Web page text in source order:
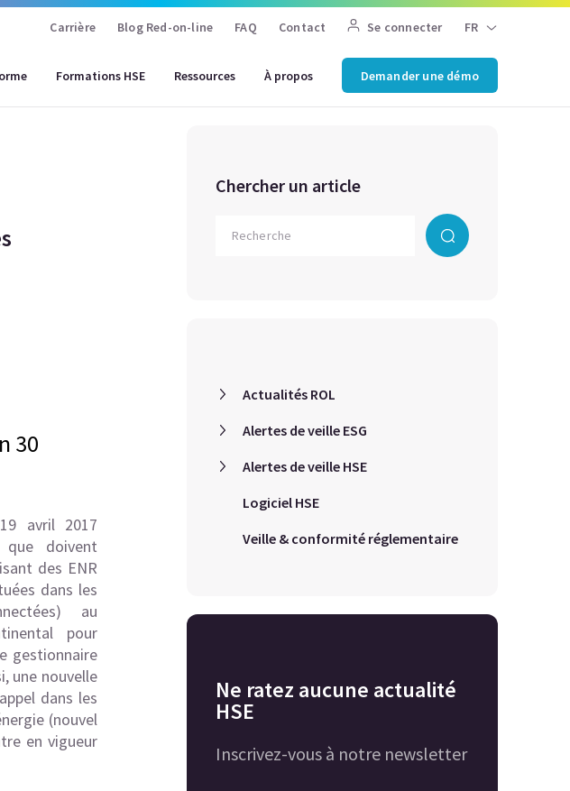
Carrière Blog Red-on-line FAQ Contact Se connecter FR
Formations HSE Ressources À propos Demander une démo
30
avril 2017
que doivent
des ENR
dans les
au
pour
gestionnaire
une nouvelle
dans les
(nouvel
en vigueur
Chercher un article
Actualités ROL
Alertes de veille ESG
Alertes de veille HSE
Logiciel HSE
Veille & conformité réglementaire
Ne ratez aucune actualité
HSE
Inscrivez-vous à notre newsletter